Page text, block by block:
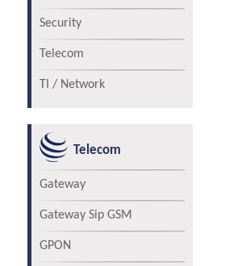
Security
Telecom
TI / Network
Telecom
Gateway
Gateway Sip GSM
GPON